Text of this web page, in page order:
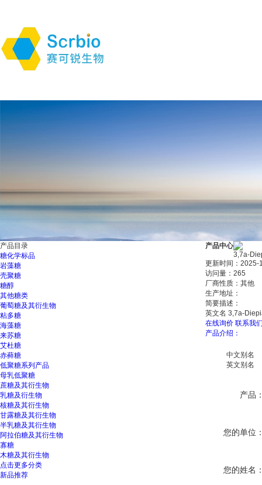
产品目录
糖化学标品
岩藻糖
壳聚糖
糖醇
其他糖类
葡萄糖及其衍生物
粘多糖
海藻糖
来苏糖
艾杜糖
赤藓糖
低聚糖系列产品
母乳低聚糖
蔗糖及其衍生物
乳糖及衍生物
核糖及其衍生物
甘露糖及其衍生物
半乳糖及其衍生物
阿拉伯糖及其衍生物
寡糖
木糖及其衍生物
点击更多分类
新品推荐
产品中心
3,7a-
更新时间：2025-
访问量：265
厂商性质：其他
生产地址：
简要描述：
英文名 3,7a-
在线询价 联系我
产品介绍：
中文别名
英文别名
产品
您的单位
您的姓名